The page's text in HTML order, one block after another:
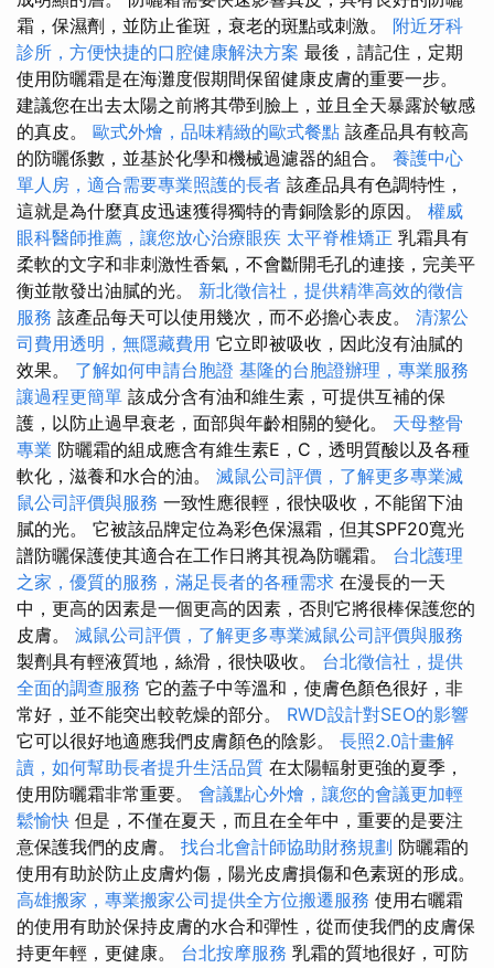
霜，保濕劑，並防止雀斑，衰老的斑點或刺激。 附近牙科
診所，方便快捷的口腔健康解決方案 最後，請記住，定期
使用防曬霜是在海灘度假期間保留健康皮膚的重要一步。
建議您在出去太陽之前將其帶到臉上，並且全天暴露於敏感
的真皮。 歐式外燴，品味精緻的歐式餐點 該產品具有較高
的防曬係數，並基於化學和機械過濾器的組合。 養護中心
單人房，適合需要專業照護的長者 該產品具有色調特性，
這就是為什麼真皮迅速獲得獨特的青銅陰影的原因。 權威
眼科醫師推薦，讓您放心治療眼疾 太平脊椎矯正 乳霜具有
柔軟的文字和非刺激性香氣，不會斷開毛孔的連接，完美平
衡並散發出油膩的光。 新北徵信社，提供精準高效的徵信
服務 該產品每天可以使用幾次，而不必擔心表皮。 清潔公
司費用透明，無隱藏費用 它立即被吸收，因此沒有油膩的
效果。 了解如何申請台胞證 基隆的台胞證辦理，專業服務
讓過程更簡單 該成分含有油和維生素，可提供互補的保
護，以防止過早衰老，面部與年齡相關的變化。 天母整骨
專業 防曬霜的組成應含有維生素E，C，透明質酸以及各種
軟化，滋養和水合的油。 滅鼠公司評價，了解更多專業滅
鼠公司評價與服務 一致性應很輕，很快吸收，不能留下油
膩的光。 它被該品牌定位為彩色保濕霜，但其SPF20寬光
譜防曬保護使其適合在工作日將其視為防曬霜。 台北護理
之家，優質的服務，滿足長者的各種需求 在漫長的一天
中，更高的因素是一個更高的因素，否則它將很棒保護您的
皮膚。 滅鼠公司評價，了解更多專業滅鼠公司評價與服務
製劑具有輕液質地，絲滑，很快吸收。 台北徵信社，提供
全面的調查服務 它的蓋子中等溫和，使膚色顏色很好，非
常好，並不能突出較乾燥的部分。 RWD設計對SEO的影響
它可以很好地適應我們皮膚顏色的陰影。 長照2.0計畫解
讀，如何幫助長者提升生活品質 在太陽輻射更強的夏季，
使用防曬霜非常重要。 會議點心外燴，讓您的會議更加輕
鬆愉快 但是，不僅在夏天，而且在全年中，重要的是要注
意保護我們的皮膚。 找台北會計師協助財務規劃 防曬霜的
使用有助於防止皮膚灼傷，陽光皮膚損傷和色素斑的形成。
高雄搬家，專業搬家公司提供全方位搬遷服務 使用右曬霜
的使用有助於保持皮膚的水合和彈性，從而使我們的皮膚保
持更年輕，更健康。 台北按摩服務 乳霜的質地很好，可防